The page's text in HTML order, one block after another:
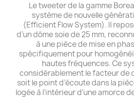
Le tweeter de la gamme
système de nouvelle
(Efficient Flow System). Il
d’un dôme soie de 25 mm,
à une pièce de mise en
spécifiquement pour
hautes fréquences. Ce
considérablement le facteur de
soit le point d’écoute dans la
logée à l’intérieur d’une amorce